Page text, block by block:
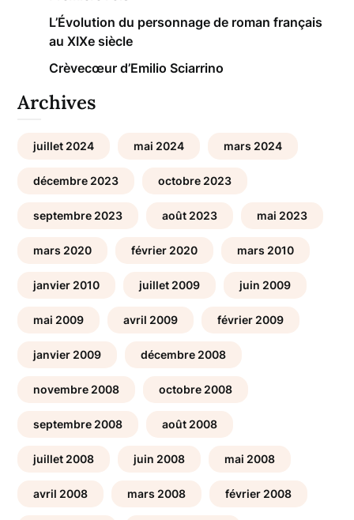
L’Évolution du personnage de roman français
au XIXe siècle
Crèvecœur d’Emilio Sciarrino
Archives
juillet 2024 mai 2024 mars 2024
décembre 2023 octobre 2023
septembre 2023 août 2023 mai 2023
mars 2020 février 2020 mars 2010
janvier 2010 juillet 2009 juin 2009
mai 2009 avril 2009 février 2009
janvier 2009 décembre 2008
novembre 2008 octobre 2008
septembre 2008 août 2008
juillet 2008 juin 2008 mai 2008
avril 2008 mars 2008 février 2008